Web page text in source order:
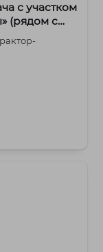
с участком
(рядом с